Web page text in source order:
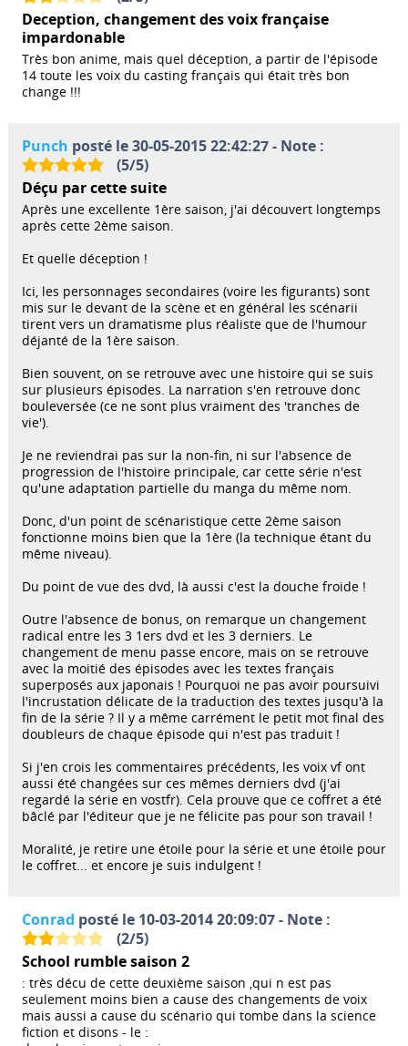
Deception, changement des voix française
impardonable
Très bon anime, mais quel déception, a partir de l'épisode
14 toute les voix du casting français qui était très bon
change !!!
Punch posté le 30-05-2015 22:42:27 - Note :
(5/5)
Déçu par cette suite
Après une excellente 1ère saison, j'ai découvert longtemps
après cette 2ème saison.
Et quelle déception !
Ici, les personnages secondaires (voire les figurants) sont
mis sur le devant de la scène et en général les scénarii
tirent vers un dramatisme plus réaliste que de l'humour
déjanté de la 1ère saison.
Bien souvent, on se retrouve avec une histoire qui se suis
sur plusieurs épisodes. La narration s'en retrouve donc
bouleversée (ce ne sont plus vraiment des 'tranches de
vie').
Je ne reviendrai pas sur la non-fin, ni sur l'absence de
progression de l'histoire principale, car cette série n'est
qu'une adaptation partielle du manga du même nom.
Donc, d'un point de scénaristique cette 2ème saison
fonctionne moins bien que la 1ère (la technique étant du
même niveau).
Du point de vue des dvd, là aussi c'est la douche froide !
Outre l'absence de bonus, on remarque un changement
radical entre les 3 1ers dvd et les 3 derniers. Le
changement de menu passe encore, mais on se retrouve
avec la moitié des épisodes avec les textes français
superposés aux japonais ! Pourquoi ne pas avoir poursuivi
l'incrustation délicate de la traduction des textes jusqu'à la
fin de la série ? Il y a même carrément le petit mot final des
doubleurs de chaque épisode qui n'est pas traduit !
Si j'en crois les commentaires précédents, les voix vf ont
aussi été changées sur ces mêmes derniers dvd (j'ai
regardé la série en vostfr). Cela prouve que ce coffret a été
bâclé par l'éditeur que je ne félicite pas pour son travail !
Moralité, je retire une étoile pour la série et une étoile pour
le coffret... et encore je suis indulgent !
Conrad posté le 10-03-2014 20:09:07 - Note :
(2/5)
School rumble saison 2
: très décu de cette deuxième saison ,qui n est pas
seulement moins bien a cause des changements de voix
mais aussi a cause du scénario qui tombe dans la science
fiction et disons - le :